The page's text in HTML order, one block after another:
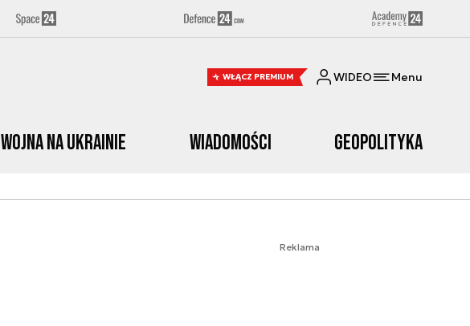
WŁĄCZ PREMIUM WIDEO Menu
Wojna na Ukrainie Wiadomości Geopolityka
Reklama